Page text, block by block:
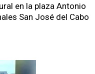
en la plaza Antonio
San José del Cabo